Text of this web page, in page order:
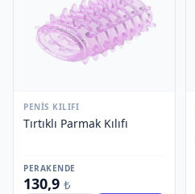
PENIS KILIFI
Tırtıklı Parmak Kılıfı
PERAKENDE
130,9 ₺